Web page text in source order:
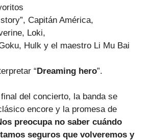
Capitán América,
Loki,
Hulk y el maestro Li Mu Bai
“Dreaming hero”.
del concierto, la banda se
encore y la promesa de
preocupa no saber cuándo
seguros que volveremos y